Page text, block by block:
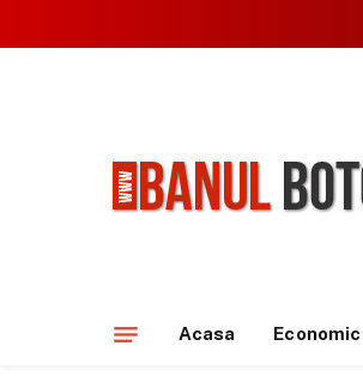
Acasa Economic